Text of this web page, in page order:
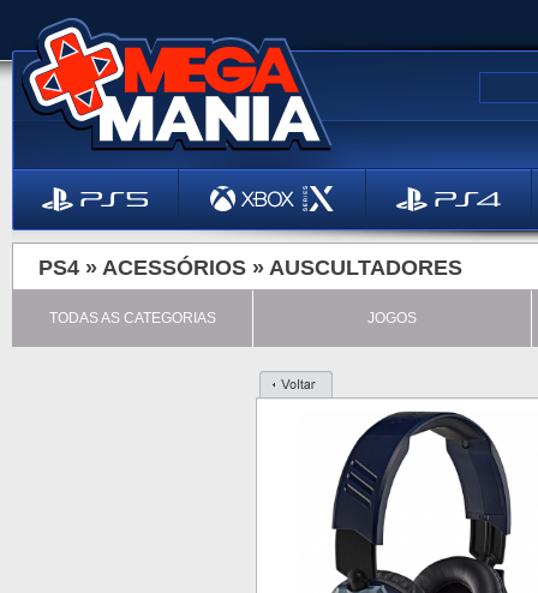
PS4 » ACESSÓRIOS » AUSCULTADORES
TODAS AS CATEGORIAS JOGOS